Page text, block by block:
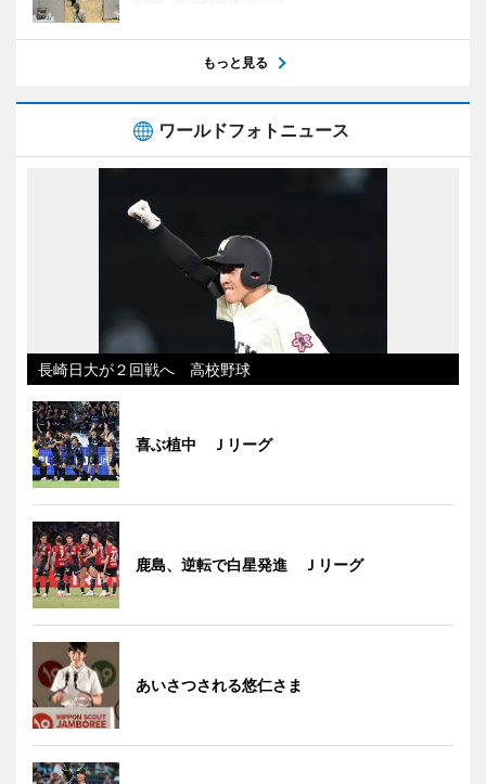
もっと見る
ワールドフォトニュース
長崎日大が２回戦へ 高校野球
喜ぶ植中 Ｊリーグ
鹿島、逆転で白星発進 Ｊリーグ
あいさつされる悠仁さま